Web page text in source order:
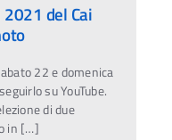
2021 del Cai
22 e domenica
su YouTube.
di due
in […]